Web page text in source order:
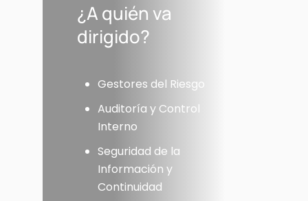
¿A quién va
dirigido?
Gestores del Riesgo
Auditoría y Control
Interno
Seguridad de la
Información y
Continuidad